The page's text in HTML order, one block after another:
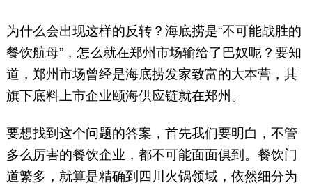
为什么会出现这样的反转？海底捞是“不可能战胜的
餐饮航母”，怎么就在郑州市场输给了巴奴呢？要知
道，郑州市场曾经是海底捞发家致富的大本营，其
旗下底料上市企业颐海供应链就在郑州。
要想找到这个问题的答案，首先我们要明白，不管
多么厉害的餐饮企业，都不可能面面俱到。餐饮门
道繁多，就算是精确到四川火锅领域，依然细分为